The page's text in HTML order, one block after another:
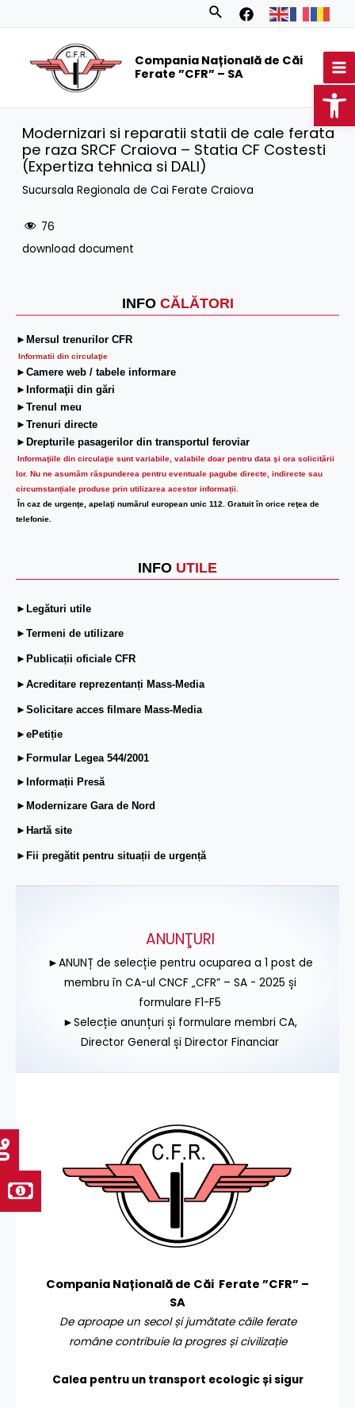
Search
Compania Națională de Căi
Ferate ”CFR” – SA
INFO CĂLĂTORI
►Mersul trenurilor CFR
Informatii din circulaţie
►Camere web / tabele informare
►Informaţii din gări
►Trenul meu
►Trenuri directe
►Drepturile pasagerilor din transportul feroviar
Informaţiile din circulaţie sunt variabile, valabile doar pentru data şi ora solicitării
lor. Nu ne asumăm răspunderea pentru eventuale pagube directe, indirecte sau
circumstanțiale produse prin utilizarea acestor informații.
În caz de urgenţe, apelaţi numărul european unic 112. Gratuit în orice reţea de
telefonie.
INFO UTILE
►Legături utile
►Termeni de utilizare
►Publicații oficiale CFR
►Acreditare reprezentanți Mass-Media
►Solicitare acces filmare Mass-Media
►ePetiție
►Formular Legea 544/2001
►Informații Presă
►Modernizare Gara de Nord
►Hartă site
►Fii pregătit pentru situații de urgență
Modernizari si reparatii statii de cale ferata
pe raza SRCF Craiova – Statia CF Costesti
(Expertiza tehnica si DALI)
Sucursala Regionala de Cai Ferate Craiova
76
download document
ANUNŢURI
►ANUNȚ de selecție pentru ocuparea a 1 post de
membru în CA-ul CNCF „CFR” – SA - 2025 și
formulare F1-F5
►Selecție anunțuri și formulare membri CA,
Director General și Director Financiar
Compania Națională de Căi Ferate ”CFR” –
SA
De aproape un secol și jumătate căile ferate
române contribuie la progres și civilizație
Calea pentru un transport ecologic și sigur